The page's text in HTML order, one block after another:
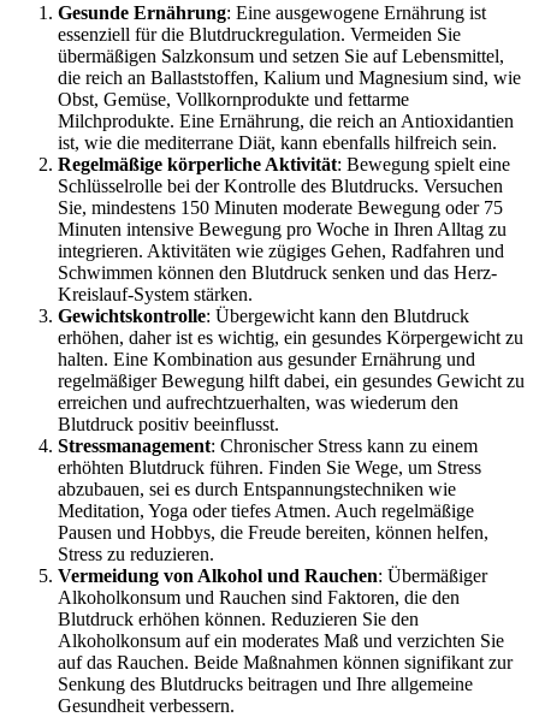
Gesunde Ernährung: Eine ausgewogene Ernährung ist
essenziell für die Blutdruckregulation. Vermeiden Sie
übermäßigen Salzkonsum und setzen Sie auf Lebensmittel,
die reich an Ballaststoffen, Kalium und Magnesium sind, wie
Obst, Gemüse, Vollkornprodukte und fettarme
Milchprodukte. Eine Ernährung, die reich an Antioxidantien
ist, wie die mediterrane Diät, kann ebenfalls hilfreich sein.
Regelmäßige körperliche Aktivität: Bewegung spielt eine
Schlüsselrolle bei der Kontrolle des Blutdrucks. Versuchen
Sie, mindestens 150 Minuten moderate Bewegung oder 75
Minuten intensive Bewegung pro Woche in Ihren Alltag zu
integrieren. Aktivitäten wie zügiges Gehen, Radfahren und
Schwimmen können den Blutdruck senken und das Herz-
Kreislauf-System stärken.
Gewichtskontrolle: Übergewicht kann den Blutdruck
erhöhen, daher ist es wichtig, ein gesundes Körpergewicht zu
halten. Eine Kombination aus gesunder Ernährung und
regelmäßiger Bewegung hilft dabei, ein gesundes Gewicht zu
erreichen und aufrechtzuerhalten, was wiederum den
Blutdruck positiv beeinflusst.
Stressmanagement: Chronischer Stress kann zu einem
erhöhten Blutdruck führen. Finden Sie Wege, um Stress
abzubauen, sei es durch Entspannungstechniken wie
Meditation, Yoga oder tiefes Atmen. Auch regelmäßige
Pausen und Hobbys, die Freude bereiten, können helfen,
Stress zu reduzieren.
Vermeidung von Alkohol und Rauchen: Übermäßiger
Alkoholkonsum und Rauchen sind Faktoren, die den
Blutdruck erhöhen können. Reduzieren Sie den
Alkoholkonsum auf ein moderates Maß und verzichten Sie
auf das Rauchen. Beide Maßnahmen können signifikant zur
Senkung des Blutdrucks beitragen und Ihre allgemeine
Gesundheit verbessern.